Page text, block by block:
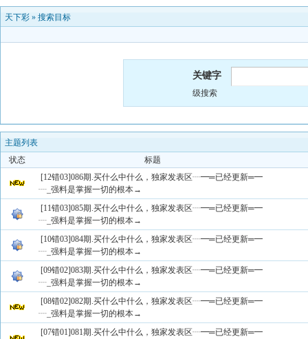
天下彩 » 搜索目标
关键字
级搜索
主题列表
状态
标题
[12错03]086期.买什么中什么，独家发表区┈━═已经更新═━
┈_强料是掌握一切的根本→
[11错03]085期.买什么中什么，独家发表区┈━═已经更新═━
┈_强料是掌握一切的根本→
[10错03]084期.买什么中什么，独家发表区┈━═已经更新═━
┈_强料是掌握一切的根本→
[09错02]083期.买什么中什么，独家发表区┈━═已经更新═━
┈_强料是掌握一切的根本→
[08错02]082期.买什么中什么，独家发表区┈━═已经更新═━
┈_强料是掌握一切的根本→
[07错01]081期.买什么中什么，独家发表区┈━═已经更新═━